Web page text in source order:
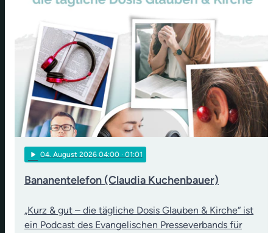
play_arrow 04. August 2026 04:00 · 01:01
Bananentelefon (Claudia Kuchenbauer)
„Kurz & gut – die tägliche Dosis Glauben & Kirche“ ist
ein Podcast des Evangelischen Presseverbands für